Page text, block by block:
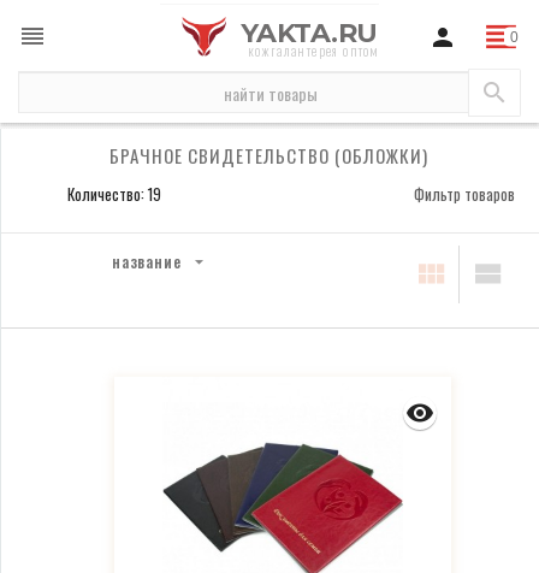
YAKTA.RU
кожгалантерея оптом
брачное свидетельство (обложки)
БРАЧНОЕ СВИДЕТЕЛЬСТВО (ОБЛОЖКИ)
Количество: 19 Фильтр товаров
название